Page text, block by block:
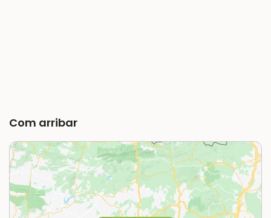
Com arribar